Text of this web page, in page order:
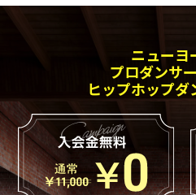
ニューヨ
プロダンサ
ヒップホップダ